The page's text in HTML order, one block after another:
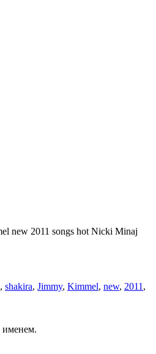
new 2011 songs hot Nicki Minaj
, shakira, Jimmy, Kimmel, new, 2011 ,
именем.